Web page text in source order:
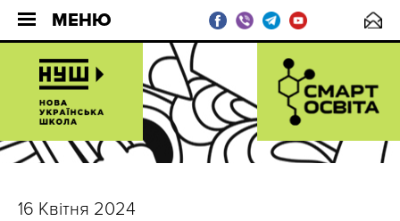
МЕНЮ
16 Квітня 2024